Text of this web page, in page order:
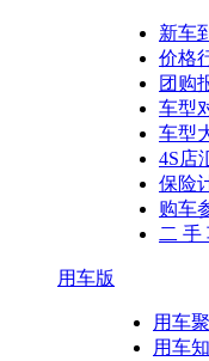
新车
价格
团购
车型
车型
4S店
保险
购车
二 手
用车版
用车
用车